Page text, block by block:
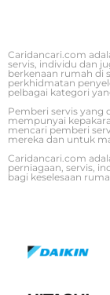
Caridancari.com
servis, individu dan
berkenaan rumah di
perkhidmatan
pelbagai kategori
Pemberi servis yang
mempunyai
mencari pemberi
mereka dan untuk
Caridancari.com
perniagaan, servis,
bagi keselesaan